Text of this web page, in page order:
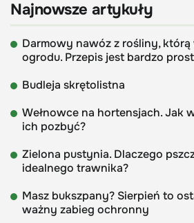
Najnowsze artykuły
Darmowy nawóz z rośliny, którą
ogrodu. Przepis jest bardzo
Budleja skrętolistna
Wełnowce na hortensjach. Jak
ich pozbyć?
Zielona pustynia. Dlaczego
idealnego trawnika?
Masz bukszpany? Sierpień to
ważny zabieg ochronny